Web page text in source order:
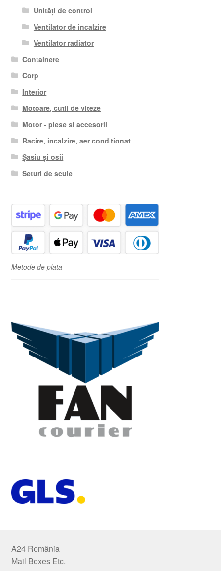
Unități de control
Ventilator de incalzire
Ventilator radiator
Containere
Corp
Interior
Motoare, cutii de viteze
Motor - piese si accesorii
Racire, incalzire, aer conditionat
Șasiu și osii
Seturi de scule
Metode de plata
A24 România
Mail Boxes Etc.